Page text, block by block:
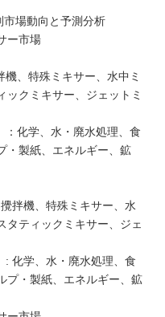
場動向と予測分析
ー市場
、特殊ミキサー、水中ミ
ックミキサー、ジェットミ
化学、水・廃水処理、食
・製紙、エネルギー、鉱
拌機、特殊ミキサー、水
タティックミキサー、ジェ
化学、水・廃水処理、食
プ・製紙、エネルギー、鉱